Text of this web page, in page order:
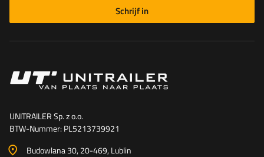
Schrijf in
UNITRAILER Sp. z o.o.
BTW-Nummer: PL5213739921
Budowlana 30, 20-469, Lublin